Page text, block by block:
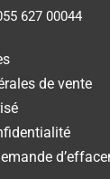
627 00044
de vente